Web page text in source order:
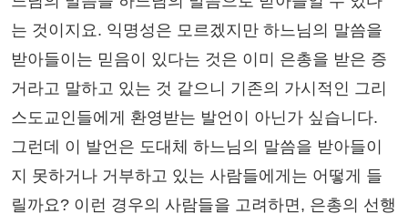
는 것이지요. 익명성은 모르겠지만 하느님의 말씀을
받아들이는 믿음이 있다는 것은 이미 은총을 받은 증
거라고 말하고 있는 것 같으니 기존의 가시적인 그리
스도교인들에게 환영받는 발언이 아닌가 싶습니다.
그런데 이 발언은 도대체 하느님의 말씀을 받아들이
지 못하거나 거부하고 있는 사람들에게는 어떻게 들
릴까요? 이런 경우의 사람들을 고려하면, 은총의 선행